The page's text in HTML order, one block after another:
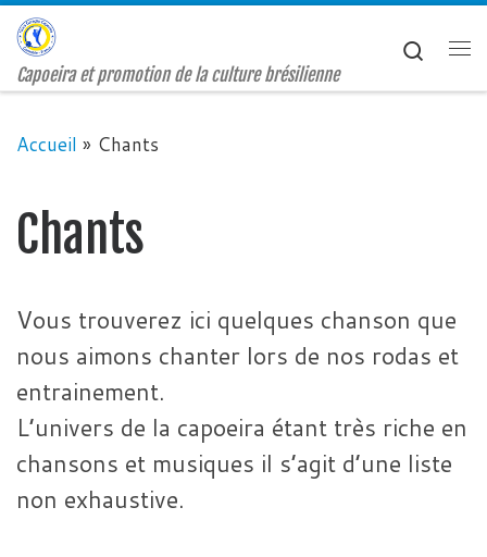
Passer au contenu
Capoeira et promotion de la culture brésilienne
Search
Accueil » Chants
Chants
Vous trouverez ici quelques chanson que
nous aimons chanter lors de nos rodas et
entrainement.
L’univers de la capoeira étant très riche en
chansons et musiques il s’agit d’une liste
non exhaustive.